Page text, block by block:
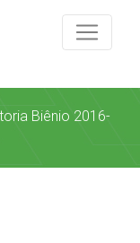
Biênio 2016-